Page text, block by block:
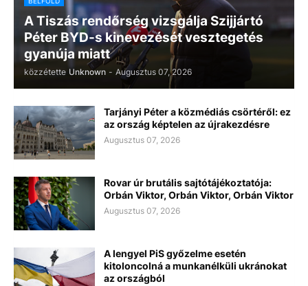
A Tiszás rendőrség vizsgálja Szijjártó
Péter BYD-s kinevezését vesztegetés
gyanúja miatt
közzétette Unknown - Augusztus 07, 2026
Tarjányi Péter a közmédiás csörtéről: ez
az ország képtelen az újrakezdésre
Augusztus 07, 2026
Rovar úr brutális sajtótájékoztatója:
Orbán Viktor, Orbán Viktor, Orbán Viktor
Augusztus 07, 2026
A lengyel PiS győzelme esetén
kitoloncolná a munkanélküli ukránokat
az országból